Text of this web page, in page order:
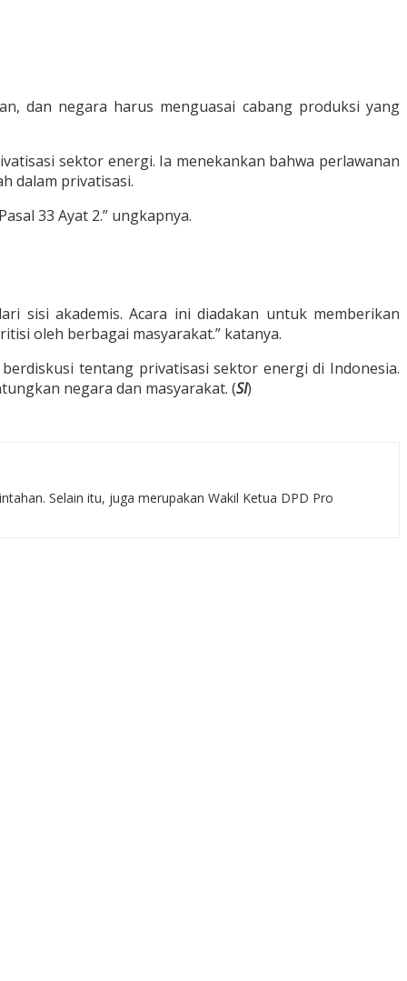
dan negara harus menguasai cabang produksi yang
sektor energi. Ia menekankan bahwa perlawanan
dalam privatisasi.
33 Ayat 2.” ungkapnya.
sisi akademis. Acara ini diadakan untuk memberikan
oleh berbagai masyarakat.” katanya.
tentang privatisasi sektor energi di Indonesia.
negara dan masyarakat. (SI)
Selain itu, juga merupakan Wakil Ketua DPD Pro